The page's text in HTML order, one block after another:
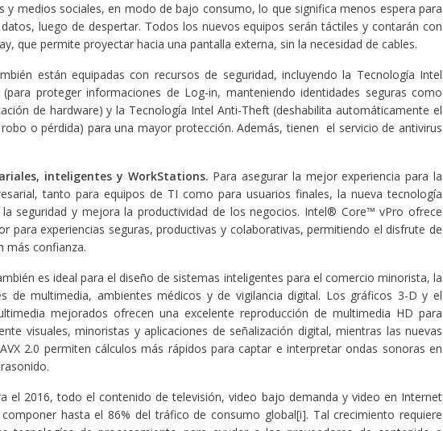
y medios sociales, en modo de bajo consumo, lo que significa menos espera para
luego de despertar. Todos los nuevos equipos serán táctiles y contarán con
que permite proyectar hacia una pantalla externa, sin la necesidad de cables.
están equipadas con recursos de seguridad, incluyendo la Tecnología Intel
proteger informaciones de Log-in, manteniendo identidades seguras como
de hardware) y la Tecnología Intel Anti-Theft (deshabilita automáticamente el
o pérdida) para una mayor protección. Además, tienen el servicio de antivirus
inteligentes y WorkStations. Para asegurar la mejor experiencia para la
tanto para equipos de TI como para usuarios finales, la nueva tecnología
seguridad y mejora la productividad de los negocios. Intel® Core™ vPro ofrece
para experiencias seguras, productivas y colaborativas, permitiendo el disfrute de
más confianza.
es ideal para el diseño de sistemas inteligentes para el comercio minorista, la
de multimedia, ambientes médicos y de vigilancia digital. Los gráficos 3-D y el
mejorados ofrecen una excelente reproducción de multimedia HD para
visuales, minoristas y aplicaciones de señalización digital, mientras las nuevas
2.0 permiten cálculos más rápidos para captar e interpretar ondas sonoras en
el 2016, todo el contenido de televisión, video bajo demanda y video en Internet
hasta el 86% del tráfico de consumo global[i]. Tal crecimiento requiere